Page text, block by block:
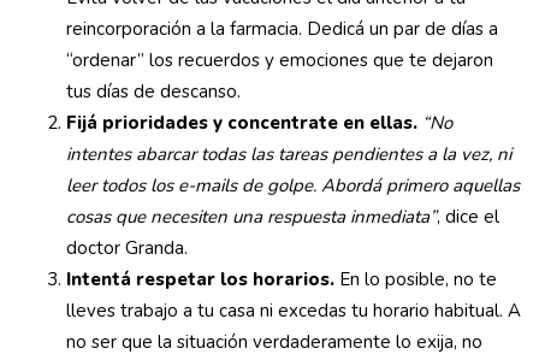
reincorporación a la farmacia. Dedicá un par de días a
“ordenar” los recuerdos y emociones que te dejaron
tus días de descanso.
Fijá prioridades y concentrate en ellas. “No
intentes abarcar todas las tareas pendientes a la vez, ni
leer todos los e-mails de golpe. Abordá primero aquellas
cosas que necesiten una respuesta inmediata”, dice el
doctor Granda.
Intentá respetar los horarios. En lo posible, no te
lleves trabajo a tu casa ni excedas tu horario habitual. A
no ser que la situación verdaderamente lo exija, no